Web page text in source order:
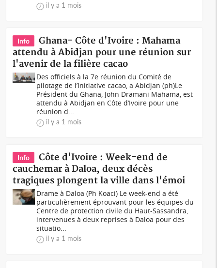
il y a 1 mois
Info
Ghana- Côte d'Ivoire : Mahama
attendu à Abidjan pour une réunion sur
l'avenir de la filière cacao
Des officiels à la 7e réunion du Comité de
pilotage de l’Initiative cacao, a Abidjan (ph)Le
Président du Ghana, John Dramani Mahama, est
attendu à Abidjan en Côte d’Ivoire pour une
réunion d...
il y a 1 mois
Info
Côte d'Ivoire : Week-end de
cauchemar à Daloa, deux décès
tragiques plongent la ville dans l'émoi
Drame à Daloa (Ph Koaci) Le week-end a été
particulièrement éprouvant pour les équipes du
Centre de protection civile du Haut-Sassandra,
intervenues à deux reprises à Daloa pour des
situatio...
il y a 1 mois